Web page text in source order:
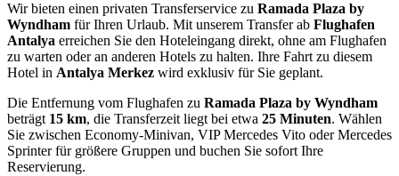
Wir bieten einen privaten Transferservice zu Ramada Plaza by
Wyndham für Ihren Urlaub. Mit unserem Transfer ab Flughafen
Antalya erreichen Sie den Hoteleingang direkt, ohne am Flughafen
zu warten oder an anderen Hotels zu halten. Ihre Fahrt zu diesem
Hotel in Antalya Merkez wird exklusiv für Sie geplant.
Die Entfernung vom Flughafen zu Ramada Plaza by Wyndham
beträgt 15 km, die Transferzeit liegt bei etwa 25 Minuten. Wählen
Sie zwischen Economy-Minivan, VIP Mercedes Vito oder Mercedes
Sprinter für größere Gruppen und buchen Sie sofort Ihre
Reservierung.